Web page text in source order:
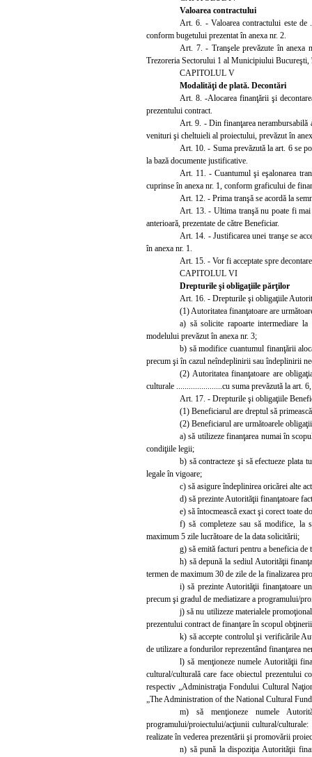
Valoarea contractului
Art. 6. - Valoarea contractului este
conform bugetului prezentat în anexa nr. 2.
Art. 7. - Tranşele prevăzute în
Trezoreria Sectorului 1 al Municipiului
CAPITOLUL V
Modalităţi de plată. Decontări
Art. 8. -Alocarea finanţării şi
prezentului contract.
Art. 9. - Din finanţarea
venituri şi cheltuieli al proiectului, prevăzut în
Art. 10. - Suma prevăzută la art. 6 se
la bază documente justificative.
Art. 11. - Cuantumul şi eşalonarea
cuprinse în anexa nr. 1, conform graficului de
Art. 12. - Prima tranşă se acordă la
Art. 13. - Ultima tranşă nu poate fi
anterioară, prezentate de către Beneficiar.
Art. 14. - Justificarea unei tranşe se
în anexa nr. 1.
Art. 15. - Vor fi acceptate spre
CAPITOLUL VI
Drepturile şi obligaţiile părţilor
Art . 16. - Drepturile şi obligaţiile
(1) Autoritatea finanţatoare are
a) să solicite rapoarte intermediare
modelului prevăzut în anexa nr. 3;
b) să modifice cuantumul finanţării
precum şi în cazul neîndeplinirii sau îndeplinirii
(2) Autoritatea finanţatoare are
culturale ..........
............cu suma prevăzută la art.
Art. 17. - Drepturile şi obligaţiile
(1) Beneficiarul are dreptul să
(2) Beneficiarul are următoarele
a)să utilizeze finanţarea numai în
condiţiile legii;
b) să contracteze şi să efectueze
legale în vigoare;
c) să asigure îndeplinirea oricărei alte
d) să prezinte Autorităţii finanţatoare
e) să întocmească exact şi corect toate
f) să completeze sau să modifice, la
maximum 5 zile lucrătoare de la data solicitării;
g) să emită facturi pentru a beneficia
h) să depună la sediul Autorităţii
termen de maximum 30 de zile de la finalizarea
i) să prezinte Autorităţii finanţatoare
precum şi gradul de mediatizare a programului/
j) să nu utilizeze materialele
prezentului contract de finanţare în scopul
k) să accepte controlul şi verificările
de utilizare a fondurilor reprezentând finanţarea
l)să menţioneze numele Autorităţii
cultural/culturală care face obiectul prezentului
respectiv „Administraţia Fondului Cultural
„The Administration of the National Cultural
m) să menţioneze numele
programului/proiectului/acţiunii cultural/
realizate în vederea prezentării şi promovării
n) să pună la dispoziţia Autorităţii